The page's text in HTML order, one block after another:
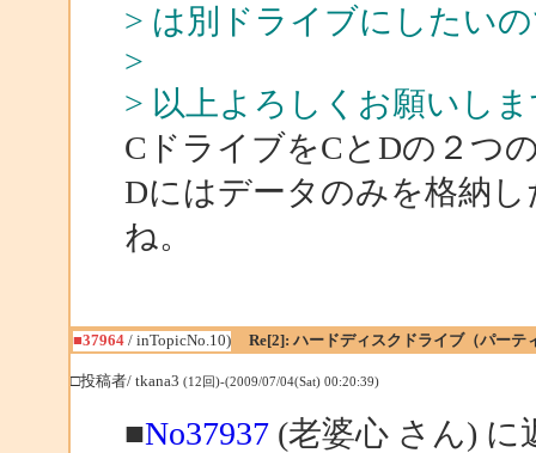
> は別ドライブにしたい
>
> 以上よろしくお願いし
CドライブをCとDの２つ
Dにはデータのみを格納
ね。
■37964/ inTopicNo.10) Re[2]: ハードディスクドライブ（パー
□投稿者/ tkana3 (12回)-(2009/07/04(Sat) 00:20:39)
■No37937(老婆心 さん) に